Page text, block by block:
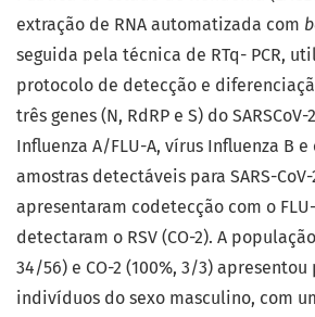
extração de RNA automatizada com
seguida pela técnica de RTq- PCR,
protocolo de detecção e
três genes (N, RdRP e S) do
Influenza A/FLU-A, vírus Influenza B e
amostras detectáveis para SARS-CoV-
apresentaram codetecção com o FLU-
detectaram o RSV (CO-2). A
34/56) e CO-2 (100%, 3/3)
indivíduos do sexo masculino, com